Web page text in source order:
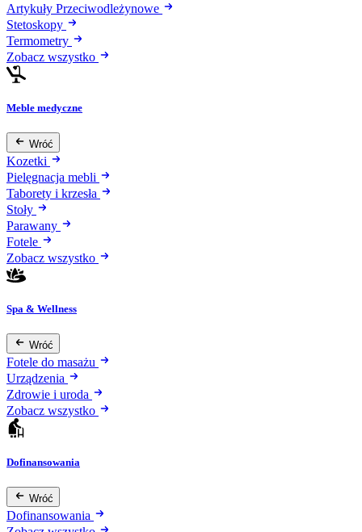
Artykuły Przeciwodleżynowe
Stetoskopy
Termometry
Zobacz wszystko
Meble medyczne
Wróć
Kozetki
Pielęgnacja mebli
Taborety i krzesła
Stoły
Parawany
Fotele
Zobacz wszystko
Spa & Wellness
Wróć
Fotele do masażu
Urządzenia
Zdrowie i uroda
Zobacz wszystko
Dofinansowania
Wróć
Dofinansowania